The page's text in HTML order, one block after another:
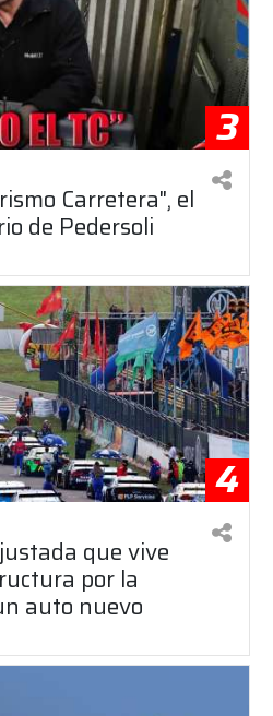
3
Carretera", el
de Pedersoli
4
que vive
por la
auto nuevo